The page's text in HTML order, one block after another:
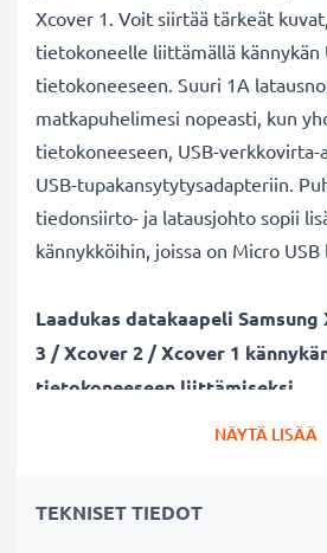
Xcover 1. Voit siirtää tärkeät
tietokoneelle liittämällä kännykän
tietokoneeseen. Suuri 1A
matkapuhelimesi nopeasti, kun
tietokoneeseen, USB-
USB-tupakansytytysadapteriin.
tiedonsiirto- ja latausjohto sopii
kännykköihin, joissa on Micro
Laadukas datakaapeli
3 / Xcover 2 / Xcover 1
tietokoneeseen liittämiseksi
✔ Turvallinen tiedonsiirto - johto
✔ Ohjelmistopäivitykset - suuren
NÄYTÄ LISÄÄ
TEKNISET TIEDOT